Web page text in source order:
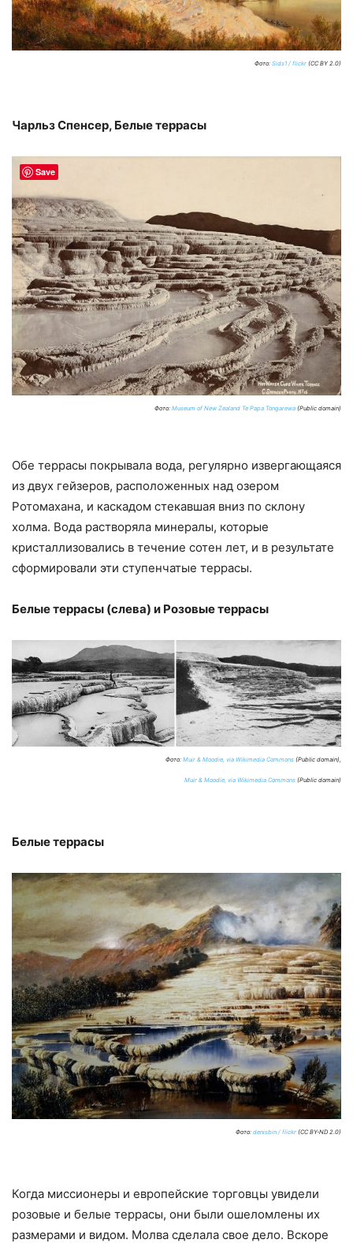
Фото: Sids1 / flickr (CC BY 2.0)
Чарльз Спенсер, Белые террасы
Фото: Museum of New Zealand Te Papa Tongarewa (Public domain)
Обе террасы покрывала вода, регулярно извергающаяся
из двух гейзеров, расположенных над озером
Ротомахана, и каскадом стекавшая вниз по склону
холма. Вода растворяла минералы, которые
кристаллизовались в течение сотен лет, и в результате
сформировали эти ступенчатые террасы.
Белые террасы (слева) и Розовые террасы
Фото: Muir & Moodie, via Wikimedia Commons (Public domain),
Muir & Moodie, via Wikimedia Commons (Public domain)
Белые террасы
Фото: denisbin / flickr (CC BY-ND 2.0)
Когда миссионеры и европейские торговцы увидели
розовые и белые террасы, они были ошеломлены их
размерами и видом. Молва сделала свое дело. Вскоре
Save